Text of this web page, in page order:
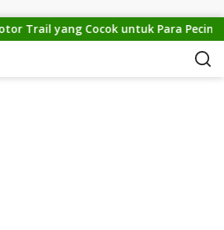
Trail yang Cocok untuk Para Pecinta